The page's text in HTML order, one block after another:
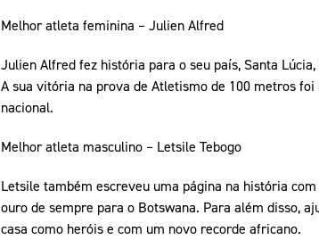
Melhor atleta feminina – Julien Alfred
Julien Alfred fez história para o seu país, Santa
A sua vitória na prova de Atletismo de 100 metros
nacional.
Melhor atleta masculino – Letsile Tebogo
Letsile também escreveu uma página na história
ouro de sempre para o Botswana. Para além disso,
casa como heróis e com um novo recorde africano.